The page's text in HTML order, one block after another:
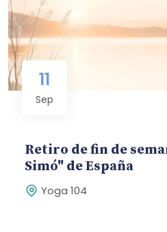
11
Sep
Retiro de fin de
Simó" de España
Yoga 104